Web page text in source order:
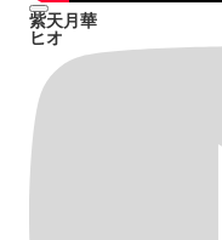
紫天月華
ヒオ